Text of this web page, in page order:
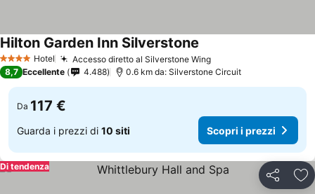
4 Stelle Hotel Accesso diretto al Silverstone Wing
Hilton Garden Inn Silverstone
8,7 Eccellente 4.488 0.6 km da: Silverstone Circuit
Da 117 €
Guarda i prezzi di 10 siti Scopri i prezzi
Condividi
Di tendenza